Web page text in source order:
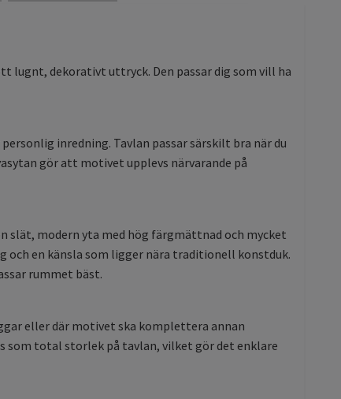
lugnt, dekorativt uttryck. Den passar dig som vill ha
inredning. Tavlan passar särskilt bra när du
gör att motivet upplevs närvarande på
slät, modern yta med hög färgmättnad och mycket
en känsla som ligger nära traditionell konstduk.
rummet bäst.
eller där motivet ska komplettera annan
som total storlek på tavlan, vilket gör det enklare